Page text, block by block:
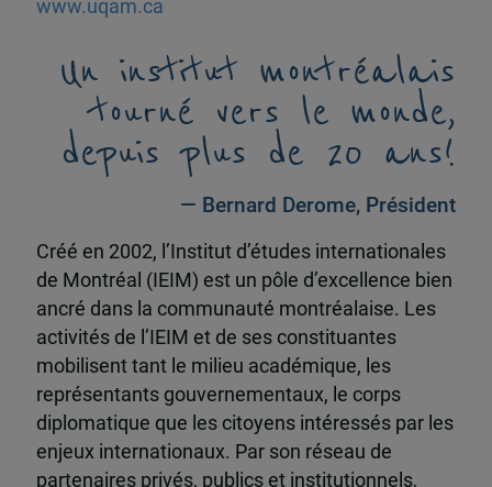
www.uqam.ca
Un institut montréalais
tourné vers le monde,
depuis plus de 20 ans!
— Bernard Derome, Président
Créé en 2002, l’Institut d’études internationales
de Montréal (IEIM) est un pôle d’excellence bien
ancré dans la communauté montréalaise. Les
activités de l’IEIM et de ses constituantes
mobilisent tant le milieu académique, les
représentants gouvernementaux, le corps
diplomatique que les citoyens intéressés par les
enjeux internationaux. Par son réseau de
partenaires privés, publics et institutionnels,